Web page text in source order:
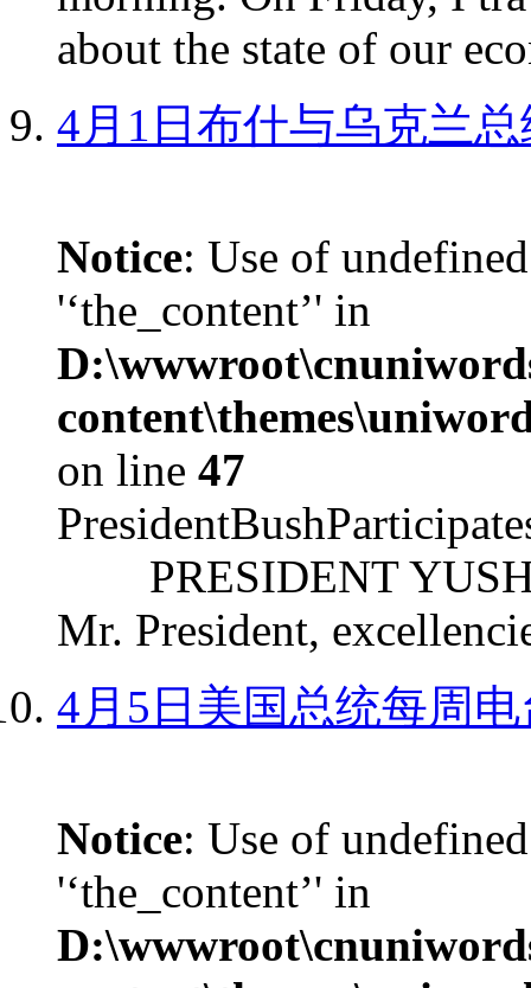
about the state of our
4月1日布什与乌克兰
Notice: Use of
'‘the_content’' in
on line 47
PRESIDENT
Mr. President,
4月5日美国总统每周
Notice: Use of
'‘the_content’' in